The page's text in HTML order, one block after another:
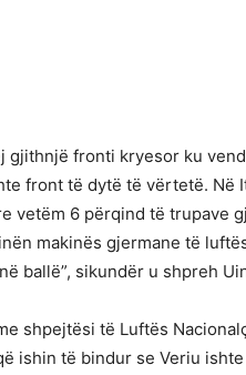
fronti kryesor ku
front të dytë të vërtetë. Në
vetëm 6 përqind të trupave
makinës gjermane të
ballë”, sikundër u shpreh
shpejtësi të Luftës
ishin të bindur se Veriu